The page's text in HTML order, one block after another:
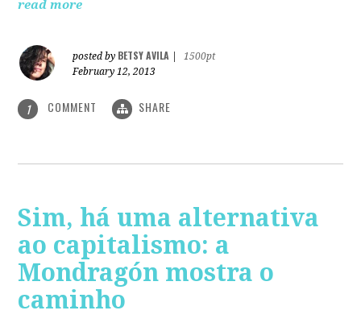
read more
posted by BETSY AVILA
1500pt
February 12, 2013
1 COMMENT SHARE
Sim, há uma alternativa
ao capitalismo: a
Mondragón mostra o
caminho